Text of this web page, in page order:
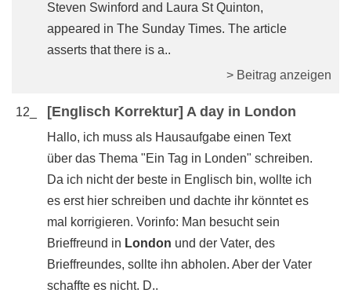
Steven Swinford and Laura St Quinton,
appeared in The Sunday Times. The article
asserts that there is a..
> Beitrag anzeigen
12_ [Englisch Korrektur] A day in London
Hallo, ich muss als Hausaufgabe einen Text
über das Thema "Ein Tag in Londen" schreiben.
Da ich nicht der beste in Englisch bin, wollte ich
es erst hier schreiben und dachte ihr könntet es
mal korrigieren. Vorinfo: Man besucht sein
Brieffreund in London und der Vater, des
Brieffreundes, sollte ihn abholen. Aber der Vater
schaffte es nicht. D..